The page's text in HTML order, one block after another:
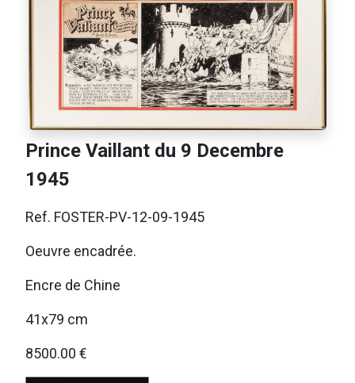
Prince Vaillant du 9 Decembre
1945
Ref. FOSTER-PV-12-09-1945
Oeuvre encadrée.
Encre de Chine
41x79 cm
8500.00 €